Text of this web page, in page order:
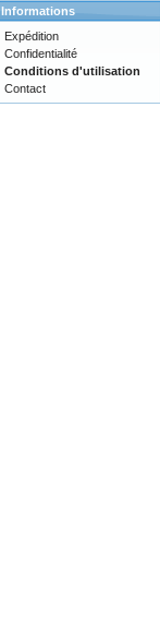
Informations
Expédition
Confidentialité
Conditions d'utilisation
Contact